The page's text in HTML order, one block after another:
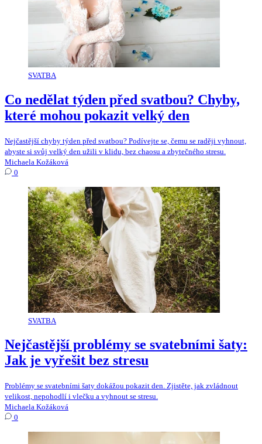
SVATBA
Co nedělat týden před svatbou? Chyby,
které mohou pokazit velký den
Nejčastější chyby týden před svatbou? Podívejte se, čemu se raději vyhnout,
abyste si svůj velký den užili v klidu, bez chaosu a zbytečného stresu.
Michaela Kožáková
0
SVATBA
Nejčastější problémy se svatebními šaty:
Jak je vyřešit bez stresu
Problémy se svatebními šaty dokážou pokazit den. Zjistěte, jak zvládnout
velikost, nepohodlí i vlečku a vyhnout se stresu.
Michaela Kožáková
0